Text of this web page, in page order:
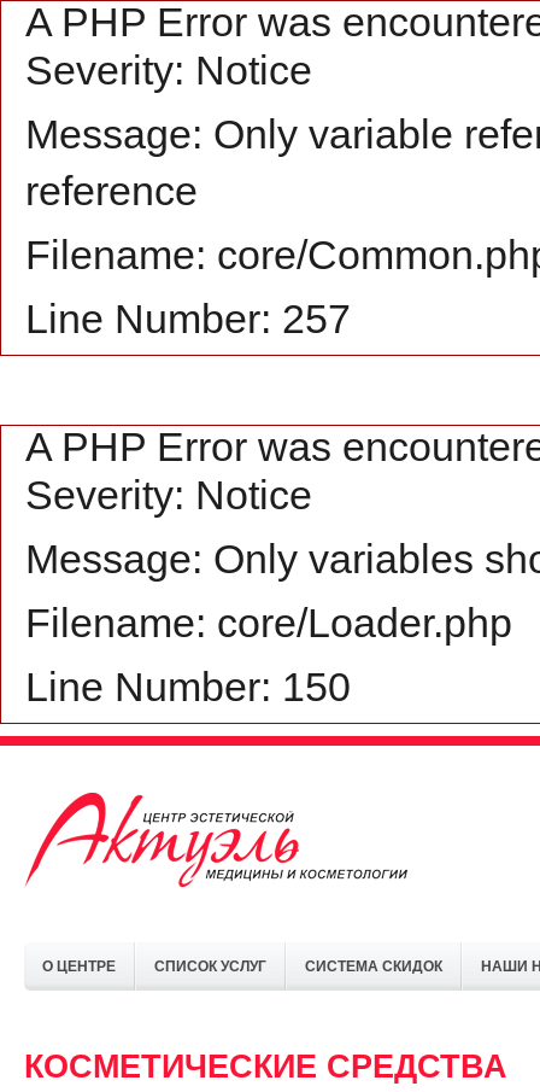
A PHP Error was
Severity: Notice
Message: Only variable
reference
Filename: core/
Line Number: 257
A PHP Error was
Severity: Notice
Message: Only variables
Filename: core/Loader.php
Line Number: 150
О ЦЕНТРЕ СПИСОК УСЛУГ СИСТЕМА СКИДОК НАШИ
КОСМЕТИЧЕСКИЕ СРЕДСТВА